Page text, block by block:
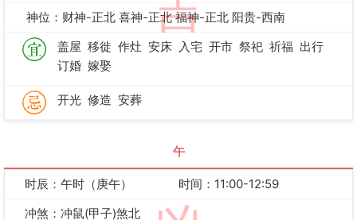
神位：财神-正北 喜神-正北 福神-正北 阳贵-西南
盖屋 移徙 作灶 安床 入宅 开市 祭祀 祈福 出行
订婚 嫁娶
开光 修造 安葬
午
时辰：午时（庚午）
时间：11:00-12:59
冲煞：冲鼠(甲子)煞北